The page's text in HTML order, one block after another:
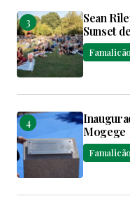
Sean
Sunset
Famalicão
Mogege
Famalicão